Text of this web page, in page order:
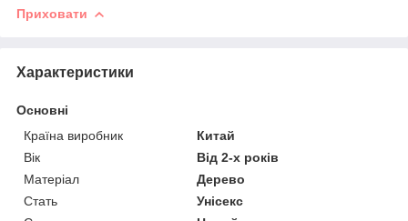
Приховати
Характеристики
Основні
Країна виробник
Китай
Вік
Від 2-х років
Матеріал
Дерево
Стать
Унісекс